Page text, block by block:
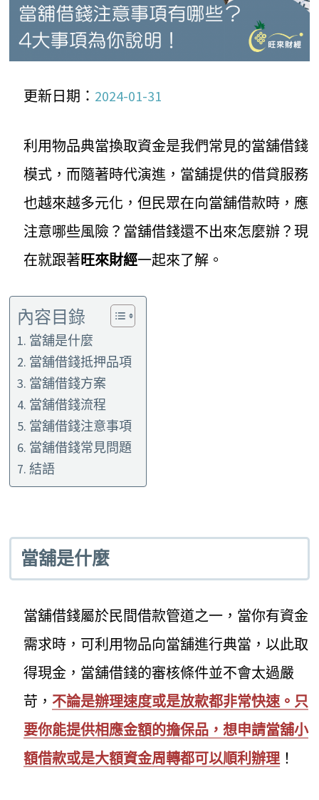
更新日期： 2024-01-31
利用物品典當換取資金是我們常見的當舖借錢
模式，而隨著時代演進，當舖提供的借貸服務
也越來越多元化，但民眾在向當舖借款時，應
注意哪些風險？當舖借錢還不出來怎麼辦？現
在就跟著旺來財經一起來了解。
內容目錄
當舖是什麼
當舖借錢抵押品項
當舖借錢方案
當舖借錢流程
當舖借錢注意事項
當舖借錢常見問題
結語
當舖是什麼
當舖借錢屬於民間借款管道之一，當你有資金
需求時，可利用物品向當舖進行典當，以此取
得現金，當舖借錢的審核條件並不會太過嚴
苛，不論是辦理速度或是放款都非常快速。只
要你能提供相應金額的擔保品，想申請當舖小
額借款或是大額資金周轉都可以順利辦理！